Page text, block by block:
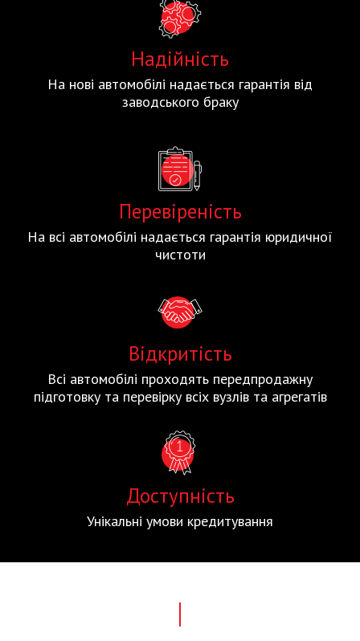
Надійність
На нові автомобілі надається гарантія від
заводського браку
Перевіреність
На всі автомобілі надається гарантія юридичної
чистоти
Відкритість
Всі автомобілі проходять передпродажну
підготовку та перевірку всіх вузлів та агрегатів
Доступність
Унікальні умови кредитування